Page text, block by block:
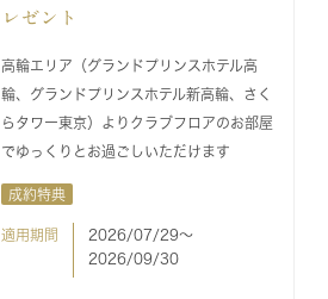
レゼント
高輪エリア（グランドプリンスホテル高
輪、グランドプリンスホテル新高輪、さく
らタワー東京）よりクラブフロアのお部屋
でゆっくりとお過ごしいただけます
成約特典
適用期間
2026/07/29〜
2026/09/30